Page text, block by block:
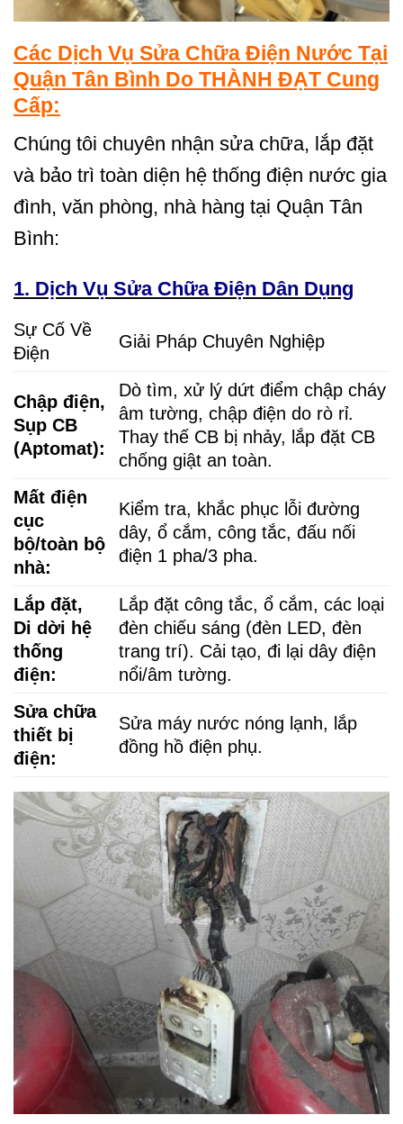
Các Dịch Vụ Sửa Chữa Điện Nước Tại
Quận Tân Bình Do THÀNH ĐẠT Cung
Cấp:
Chúng tôi chuyên nhận sửa chữa, lắp đặt
và bảo trì toàn diện hệ thống điện nước gia
đình, văn phòng, nhà hàng tại Quận Tân
Bình:
1. Dịch Vụ Sửa Chữa Điện Dân Dụng
Sự Cố Về
Điện
Giải Pháp Chuyên Nghiệp
Chập điện,
Sụp CB
(Aptomat):
Dò tìm, xử lý dứt điểm chập cháy
âm tường, chập điện do rò rỉ.
Thay thế CB bị nhảy, lắp đặt CB
chống giật an toàn.
Mất điện
cục
bộ/toàn bộ
nhà:
Kiểm tra, khắc phục lỗi đường
dây, ổ cắm, công tắc, đấu nối
điện 1 pha/3 pha.
Lắp đặt,
Di dời hệ
thống
điện:
Lắp đặt công tắc, ổ cắm, các loại
đèn chiếu sáng (đèn LED, đèn
trang trí). Cải tạo, đi lại dây điện
nổi/âm tường.
Sửa chữa
thiết bị
điện:
Sửa máy nước nóng lạnh, lắp
đồng hồ điện phụ.